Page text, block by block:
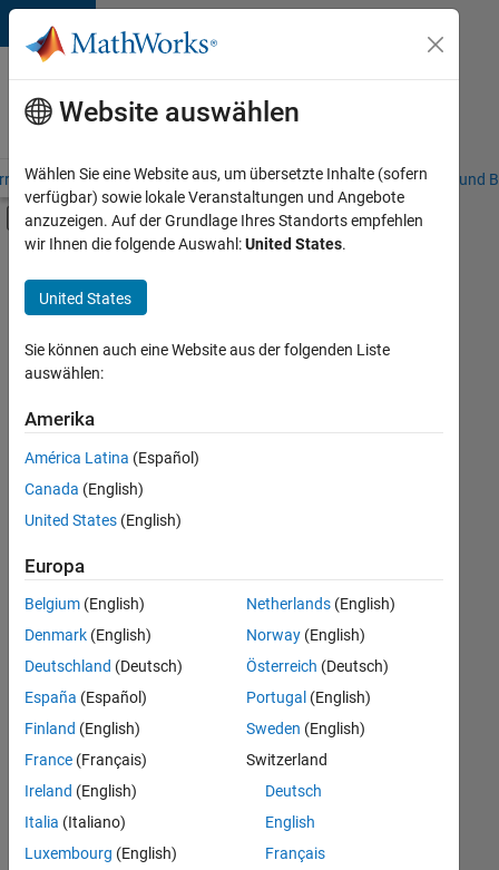
Weiter zum Inhalt
Karriere
bei
MathWorks
– Übersicht Stellensuche Niederlassungen Studierende und
Umschaltung für Off-Canvas-
Hauptinhalt
Education Sales
Inside Sales
Business Model Team
Legal
+3
Derzeit
es
keine
offenen
Stellen,
Ihren
Suchkriterien
entsprechen.
können
die
Suchkriterien
weiter
fassen
oder
alle
Stellenangebote
anzeigen .
Website auswählen
Wählen Sie eine Website aus, um übersetzte Inhalte (sofern
verfügbar) sowie lokale Veranstaltungen und Angebote
anzuzeigen. Auf der Grundlage Ihres Standorts empfehlen
wir Ihnen die folgende Auswahl:United States.
United States
Sie können auch eine Website aus der folgenden Liste
auswählen:
Amerika
América Latina (Español)
Canada (English)
United States (English)
Europa
Belgium (English)
Denmark (English)
Deutschland (Deutsch)
España (Español)
Finland (English)
France (Français)
Ireland (English)
Italia (Italiano)
Luxembourg (English)
Netherlands(English)
Norway(English)
Österreich (Deutsch)
Portugal (English)
Sweden (English)
Switzerland
Deutsch
English
Français